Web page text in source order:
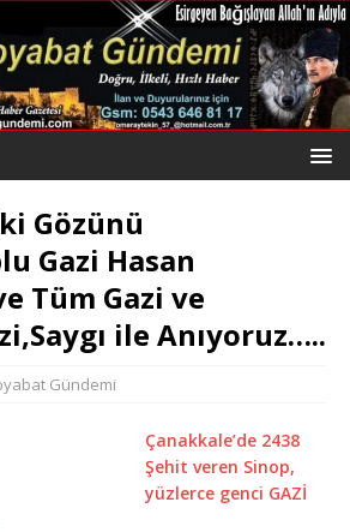
Gözünü
Gazi Hasan
Tüm Gazi ve
ile Anıyoruz…..
Gündemi
Çanakkale’de 2438
Şehit veren Sinop,
yüzlerce genci GAZİ